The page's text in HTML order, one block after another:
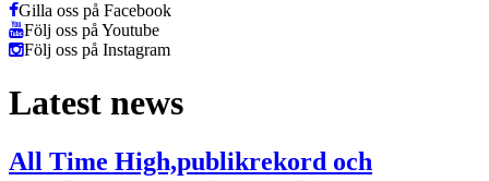
Gilla oss på Facebook
Följ oss på Youtube
Följ oss på Instagram
Latest news
All Time High,publikrekord och